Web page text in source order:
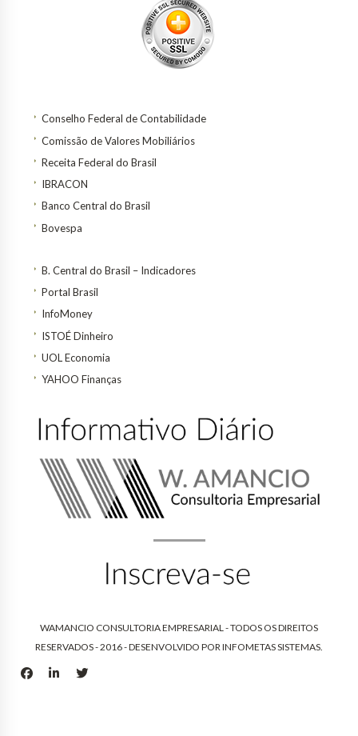
Conselho Federal de Contabilidade
Comissão de Valores Mobiliários
Receita Federal do Brasil
IBRACON
Banco Central do Brasil
Bovespa
B. Central do Brasil – Indicadores
Portal Brasil
InfoMoney
ISTOÉ Dinheiro
UOL Economia
YAHOO Finanças
WAMANCIO CONSULTORIA EMPRESARIAL - TODOS OS DIREITOS
RESERVADOS - 2016 - DESENVOLVIDO PORINFOMETAS SISTEMAS.